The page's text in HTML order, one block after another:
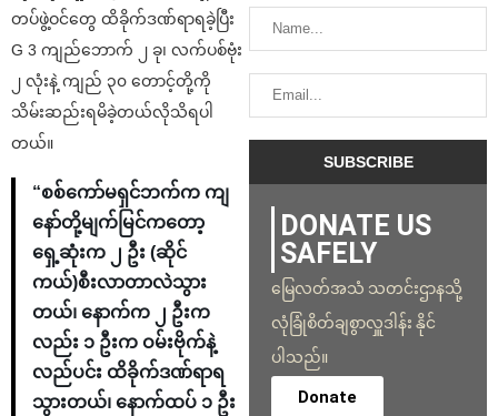
တပ်ဖွဲ့ဝင်တွေ ထိခိုက်ဒဏ်ရာရခဲ့ပြီး
G 3 ကျည်ဘောက် ၂ ခု၊ လက်ပစ်ဗုံး
၂ လုံးနဲ့ ကျည် ၃၀ တောင့်တို့ကို
သိမ်းဆည်းရမိခဲ့တယ်လိုသိရပါ
တယ်။
“စစ်ကော်မရှင်ဘက်က ကျ
နော်တို့မျက်မြင်ကတော့
ရှေ့ဆုံးက ၂ ဦး (ဆိုင်
ကယ်)စီးလာတာလဲသွား
တယ်၊ နောက်က ၂ ဦးက
လည်း ၁ ဦးက ဝမ်းဗိုက်နဲ့
လည်ပင်း ထိခိုက်ဒဏ်ရာရ
သွားတယ်၊ နောက်ထပ် ၁ ဦး
DONATE US
SAFELY
မြေလတ်အသံ သတင်းဌာနသို့
လုံခြုံစိတ်ချစွာလှူဒါန်း နိုင်
ပါသည်။
Donate